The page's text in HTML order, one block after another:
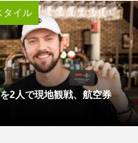
タイル
2人で現地観戦、航空券